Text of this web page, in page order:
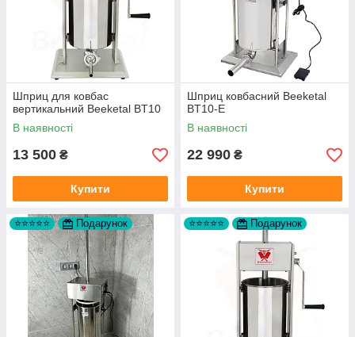
Шприц для ковбас
вертикальний Beeketal BT10
В наявності
13 500 ₴
Купити
Шприц ковбасний Beeketal
BT10-E
В наявності
22 990 ₴
Купити
⭐⭐⭐⭐⭐ Подарунок ⭐⭐⭐⭐⭐ Подарунок